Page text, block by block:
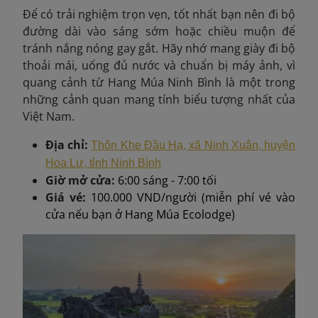
Để có trải nghiệm trọn vẹn, tốt nhất bạn nên đi bộ
đường dài vào sáng sớm hoặc chiều muộn để
tránh nắng nóng gay gắt. Hãy nhớ mang giày đi bộ
thoải mái, uống đủ nước và chuẩn bị máy ảnh, vì
quang cảnh từ Hang Múa Ninh Bình là một trong
những cảnh quan mang tính biểu tượng nhất của
Việt Nam.
Địa chỉ: Thôn Khe Đầu Hạ, xã Ninh Xuân, huyện
Hoa Lư, tỉnh Ninh Bình
Giờ mở cửa: 6:00 sáng - 7:00 tối
Giá vé: 100.000 VND/người (miễn phí vé vào
cửa nếu bạn ở Hang Múa Ecolodge)